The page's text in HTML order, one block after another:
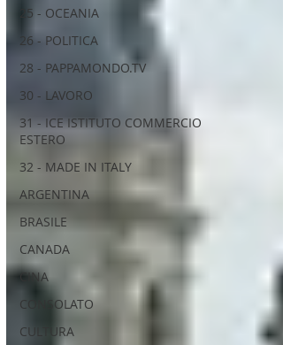
25 - OCEANIA
26 - POLITICA
28 - PAPPAMONDO.TV
30 - LAVORO
31 - ICE ISTITUTO COMMERCIO
ESTERO
32 - MADE IN ITALY
ARGENTINA
BRASILE
CANADA
CINA
CONSOLATO
CULTURA